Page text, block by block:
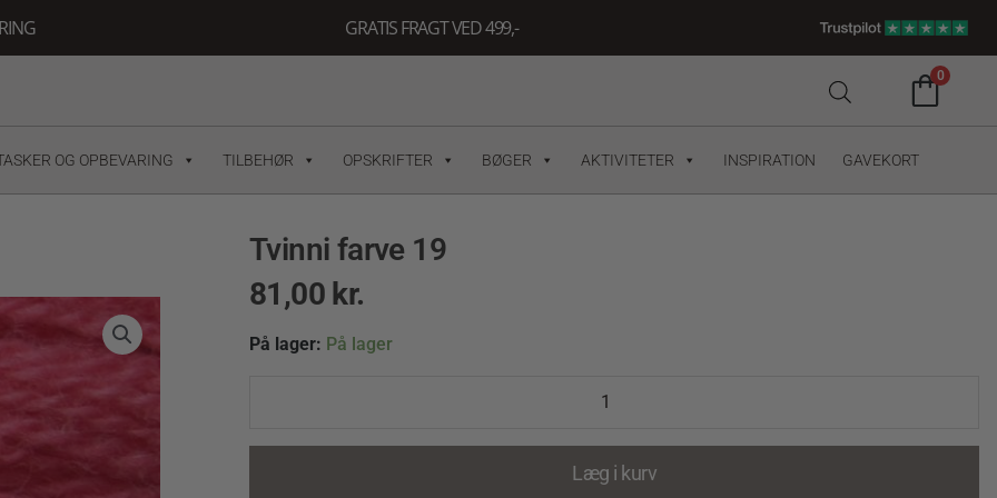
GRATIS FRAGT VED 499,-
0
OG OPBEVARING TILBEHØR OPSKRIFTER BØGER AKTIVITETER INSPIRATION GAVEKORT
Tvinni farve 19
81,00 kr.
På lager: På lager
Tvinni
Læg i kurv